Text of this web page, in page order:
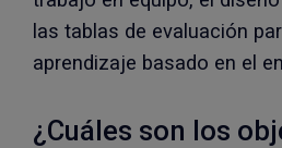
las tablas de evaluación
aprendizaje basado en el
¿Cuáles son los